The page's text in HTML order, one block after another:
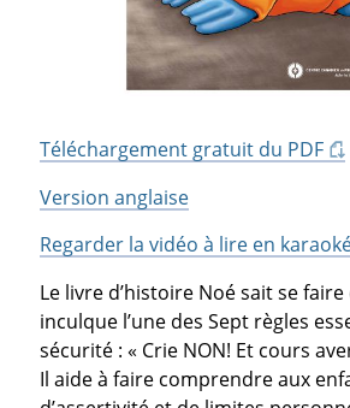
Téléchargement gratuit du PDF
Version anglaise
Regarder la vidéo à lire en
Le livre d’histoire Noé sait se
inculque l’une des Sept règles
sécurité : « Crie NON! Et cours
Il aide à faire comprendre aux